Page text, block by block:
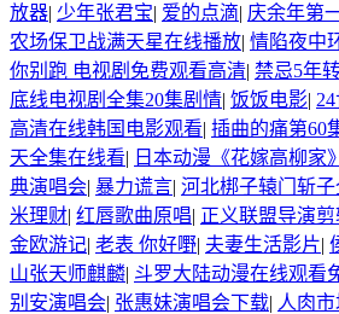
放器| 少年张君宝| 爱的点滴| 庆余年第
农场保卫战满天星在线播放| 情陷夜中
你别跑 电视剧免费观看高清| 禁忌5年
底线电视剧全集20集剧情| 饭饭电影|
高清在线韩国电影观看| 插曲的痛第60
天全集在线看| 日本动漫《花嫁高柳家
典演唱会| 暴力谎言| 河北梆子辕门斩
米理财| 红唇歌曲原唱| 正义联盟导演
金欧游记| 老表 你好嘢| 夫妻生活影片|
山张天师麒麟| 斗罗大陆动漫在线观看
别安演唱会| 张惠妹演唱会下载| 人肉